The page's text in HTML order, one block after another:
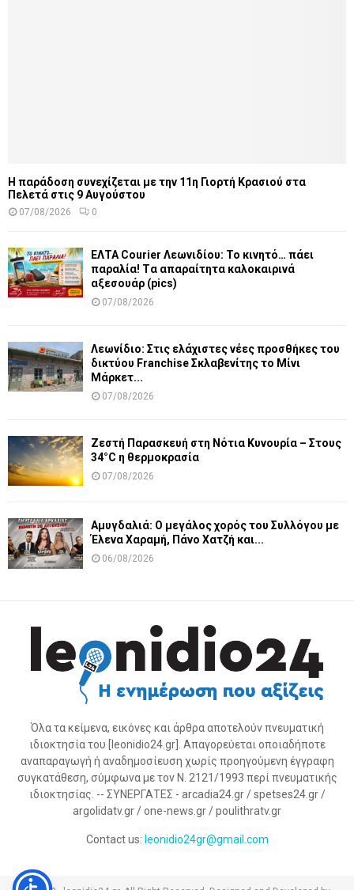
Η παράδοση συνεχίζεται με την 11η Γιορτή Κρασιού στα
Πελετά στις 9 Αυγούστου
07/08/2026 0
ΕΛΤΑ Courier Λεωνιδίου: Το κινητό… πάει
παραλία! Tα απαραίτητα καλοκαιρινά
αξεσουάρ (pics)
07/08/2026
Λεωνίδιο: Στις ελάχιστες νέες προσθήκες του
δικτύου Franchise Σκλαβενίτης το Μίνι
Μάρκετ...
07/08/2026
Ζεστή Παρασκευή στη Νότια Κυνουρία – Στους
34°C η θερμοκρασία
07/08/2026
Αμυγδαλιά: Ο μεγάλος χορός του Συλλόγου με
Έλενα Χαραμή, Πάνο Χατζή και...
06/08/2026
Όλα τα κείμενα, εικόνες και άρθρα αποτελούν πνευματική
ιδιοκτησία του [leonidio24.gr]. Απαγορεύεται οποιαδήποτε
αναπαραγωγή ή αναδημοσίευση χωρίς προηγούμενη έγγραφη
συγκατάθεση, σύμφωνα με τον Ν. 2121/1993 περί πνευματικής
ιδιοκτησίας. -- ΣΥΝΕΡΓΑΤΕΣ - arcadia24.gr / spetses24.gr /
argolidatv.gr / one-news.gr / poulithratv.gr
Contact us: leonidio24gr@gmail.com